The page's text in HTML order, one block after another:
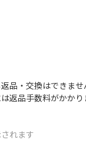
品・交換はできませ
返品手数料がかか
れます